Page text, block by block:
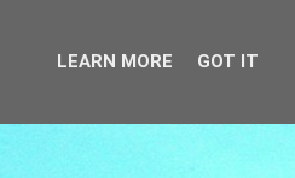
LEARN MORE GOT IT